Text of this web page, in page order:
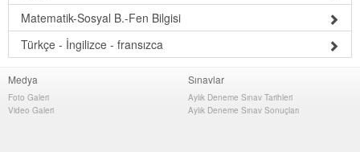
Matematik-Sosyal B.-Fen Bilgisi
Türkçe - İngilizce - fransızca
Medya
Foto Galeri
Video Galeri
Sınavlar
Aylık Deneme Sınav Tarihleri
Aylık Deneme Sınav Sonuçları